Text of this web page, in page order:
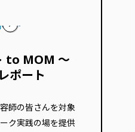
to MOM ～
ポート
師の皆さんを対象
ク実践の場を提供